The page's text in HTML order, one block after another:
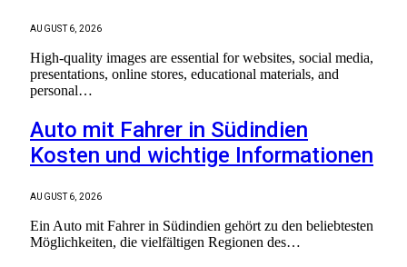
AUGUST 6, 2026
High-quality images are essential for websites, social media,
presentations, online stores, educational materials, and
personal…
Auto mit Fahrer in Südindien
Kosten und wichtige Informationen
AUGUST 6, 2026
Ein Auto mit Fahrer in Südindien gehört zu den beliebtesten
Möglichkeiten, die vielfältigen Regionen des…